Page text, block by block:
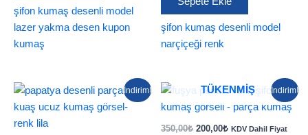
şifon kumaş desenli model
lazer yakma desen kupon
kumaş
200,00₺.
şifon kumaş desenli model
narçiçeği renk
İndirim! İndirim!
TÜKENMIŞ
350,00₺ Orijinal
200,00₺ŞuKDV Dahil Fiyat